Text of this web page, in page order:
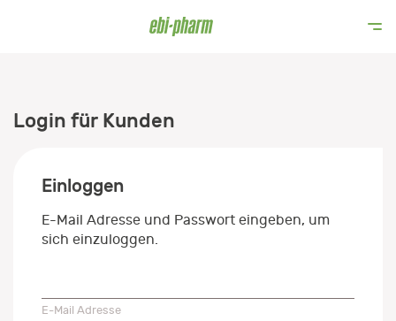
Login für Kunden
Einloggen
E-Mail Adresse und Passwort eingeben, um
sich einzuloggen.
E-Mail Adresse